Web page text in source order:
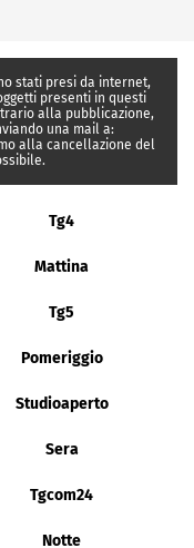
stati presi da internet,
presenti in questi
alla pubblicazione,
una mail a:
alla cancellazione del
Tg4
Mattina
Tg5
Pomeriggio
Studioaperto
Sera
Tgcom24
Notte